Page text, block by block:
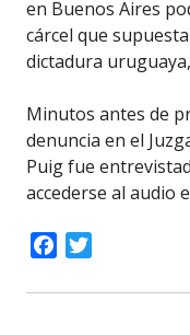
en Buenos Aires
cárcel que
dictadura
Minutos antes de
denuncia en el
Puig fue
accederse al audio
Facebook